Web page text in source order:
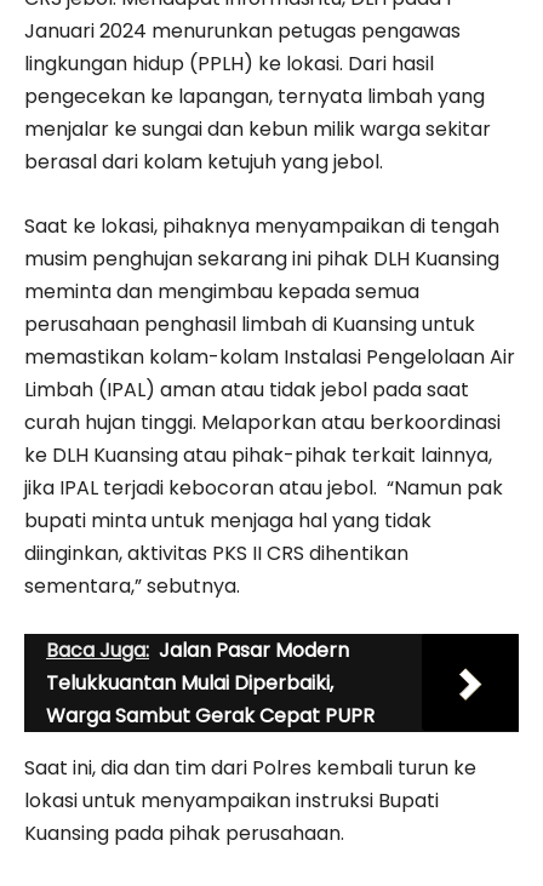
Januari 2024 menurunkan petugas pengawas
lingkungan hidup (PPLH) ke lokasi. Dari hasil
pengecekan ke lapangan, ternyata limbah yang
menjalar ke sungai dan kebun milik warga sekitar
berasal dari kolam ketujuh yang jebol.
Saat ke lokasi, pihaknya menyampaikan di tengah
musim penghujan sekarang ini pihak DLH Kuansing
meminta dan mengimbau kepada semua
perusahaan penghasil limbah di Kuansing untuk
memastikan kolam-kolam Instalasi Pengelolaan Air
Limbah (IPAL) aman atau tidak jebol pada saat
curah hujan tinggi. Melaporkan atau berkoordinasi
ke DLH Kuansing atau pihak-pihak terkait lainnya,
jika IPAL terjadi kebocoran atau jebol. “Namun pak
bupati minta untuk menjaga hal yang tidak
diinginkan, aktivitas PKS II CRS dihentikan
sementara,” sebutnya.
Baca Juga: Jalan Pasar Modern
Telukkuantan Mulai Diperbaiki,
Warga Sambut Gerak Cepat PUPR
Saat ini, dia dan tim dari Polres kembali turun ke
lokasi untuk menyampaikan instruksi Bupati
Kuansing pada pihak perusahaan.